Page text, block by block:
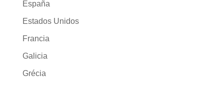
España
Estados Unidos
Francia
Galicia
Grécia